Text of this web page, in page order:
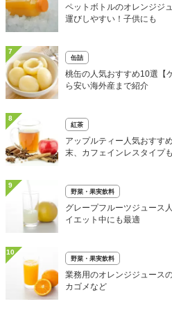
ペットボトルのオレンジジ
運びしやすい！子供にも
7
缶詰
桃缶の人気おすすめ10選【
ら安い海外産まで紹介
8
紅茶
アップルティー人気おすす
末、カフェインレスタイプも
9
野菜・果実飲料
グレープフルーツジュース
イエット中にも最適
10
野菜・果実飲料
業務用のオレンジジュース
カゴメなど